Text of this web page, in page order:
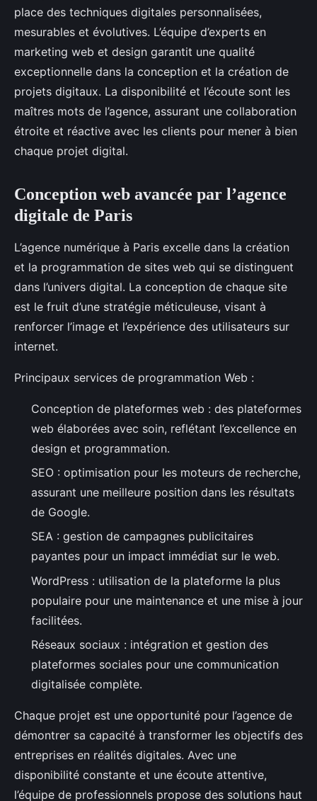
place des techniques digitales personnalisées,
mesurables et évolutives. L’équipe d’experts en
marketing web et design garantit une qualité
exceptionnelle dans la conception et la création de
projets digitaux. La disponibilité et l’écoute sont les
maîtres mots de l’agence, assurant une collaboration
étroite et réactive avec les clients pour mener à bien
chaque projet digital.
Conception web avancée par l’agence
digitale de Paris
L’agence numérique à Paris excelle dans la création
et la programmation de sites web qui se distinguent
dans l’univers digital. La conception de chaque site
est le fruit d’une stratégie méticuleuse, visant à
renforcer l’image et l’expérience des utilisateurs sur
internet.
Principaux services de programmation Web :
Conception de plateformes web : des plateformes
web élaborées avec soin, reflétant l’excellence en
design et programmation.
SEO : optimisation pour les moteurs de recherche,
assurant une meilleure position dans les résultats
de Google.
SEA : gestion de campagnes publicitaires
payantes pour un impact immédiat sur le web.
WordPress : utilisation de la plateforme la plus
populaire pour une maintenance et une mise à jour
facilitées.
Réseaux sociaux : intégration et gestion des
plateformes sociales pour une communication
digitalisée complète.
Chaque projet est une opportunité pour l’agence de
démontrer sa capacité à transformer les objectifs des
entreprises en réalités digitales. Avec une
disponibilité constante et une écoute attentive,
l’équipe de professionnels propose des solutions haut